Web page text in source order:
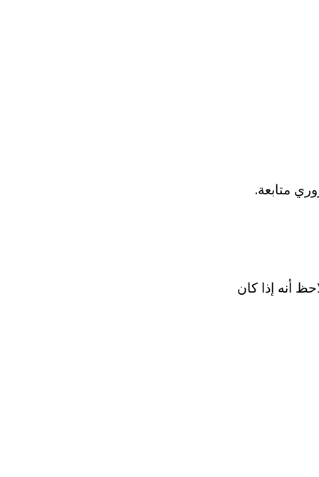
متابعة.
أنه إذا كان